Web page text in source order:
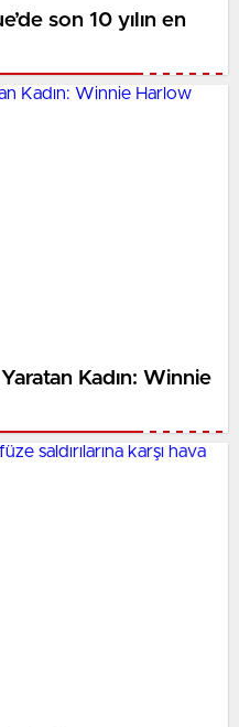
son 10 yılın en
Kadın: Winnie